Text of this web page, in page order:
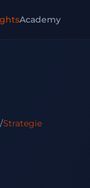
Academy
/Strategie